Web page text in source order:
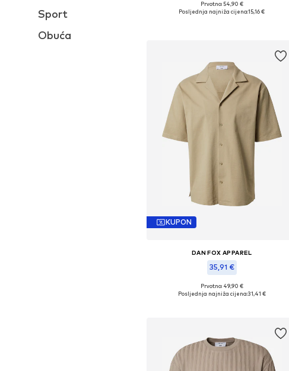
Sport
Obuća
Dostupne veličine: S, L, XL, XXL
Prvotno: 54,90 €
Posljednja najniža cijena:15,16 €
KUPON
DAN FOX APPAREL
35,91 €
Dostupne veličine: S, M, L, XL, XXL
Prvotno: 49,90 €
Posljednja najniža cijena:31,41 €